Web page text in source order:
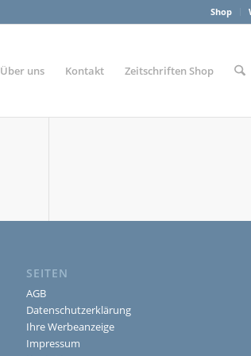
Shop
Über uns Kontakt Zeitschriften Shop
SEITEN
AGB
Datenschutzerklärung
Ihre Werbeanzeige
Impressum